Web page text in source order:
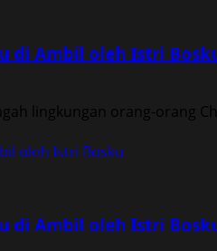
di Ambil oleh Istri
lingkungan orang-orang
oleh Istri Bosku
di Ambil oleh Istri